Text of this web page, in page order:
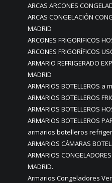
ARCAS ARCONES
ARCAS CONGELACIÓN
MADRID
ARCONES FRIGORIFICOS
ARCONES FRIGORÍFICOS
ARMARIO REFRIGERADO
MADRID
ARMARIOS BOTELLEROS a
ARMARIOS BOTELLEROS
ARMARIOS BOTELLEROS
ARMARIOS BOTELLEROS
armarios botelleros
ARMARIOS CÁMARAS
ARMARIOS
MADRID.
Armarios Congeladores